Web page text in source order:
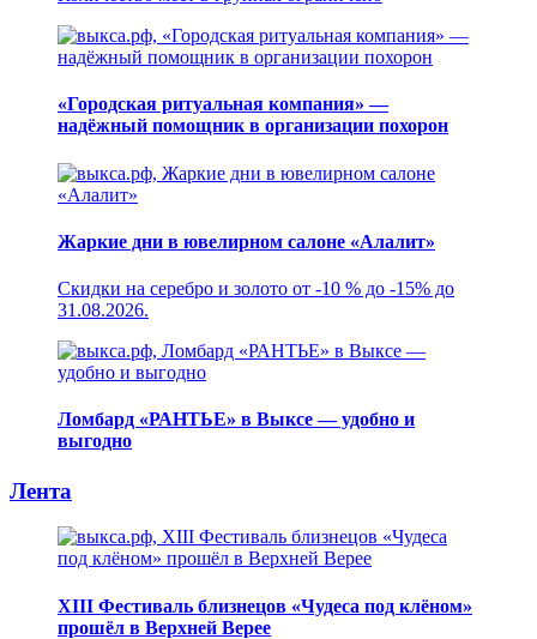
«Городская ритуальная компания» —
надёжный помощник в организации похорон
Жаркие дни в ювелирном салоне «Алалит»
Скидки на серебро и золото от -10 % до -15% до
31.08.2026.
Ломбард «РАНТЬЕ» в Выксе — удобно и
выгодно
Лента
XIII Фестиваль близнецов «Чудеса под клёном»
прошёл в Верхней Верее